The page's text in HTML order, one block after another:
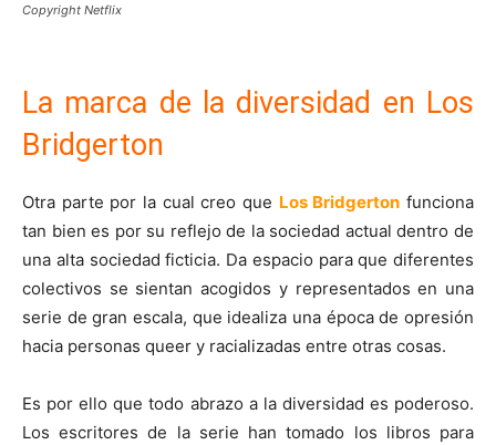
Copyright Netflix
La marca de la diversidad en Los
Bridgerton
Otra parte por la cual creo que Los Bridgerton funciona
tan bien es por su reflejo de la sociedad actual dentro de
una alta sociedad ficticia. Da espacio para que diferentes
colectivos se sientan acogidos y representados en una
serie de gran escala, que idealiza una época de opresión
hacia personas queer y racializadas entre otras cosas.
Es por ello que todo abrazo a la diversidad es poderoso.
Los escritores de la serie han tomado los libros para